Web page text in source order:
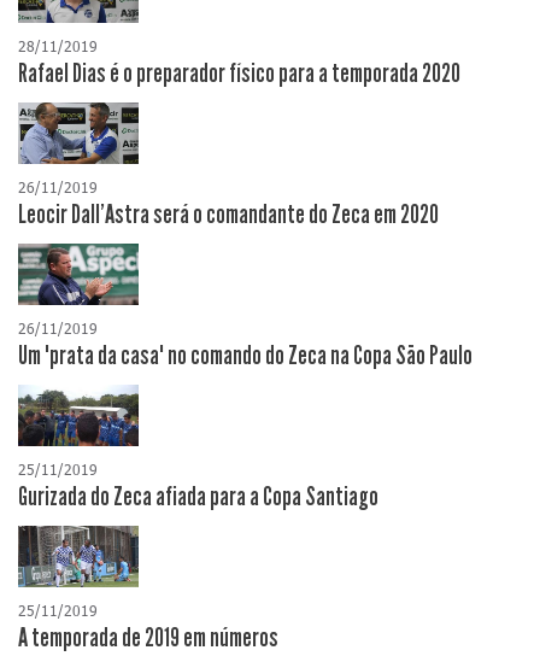
28/11/2019
Rafael Dias é o preparador físico para a temporada 2020
26/11/2019
Leocir Dall'Astra será o comandante do Zeca em 2020
26/11/2019
Um "prata da casa" no comando do Zeca na Copa São Paulo
25/11/2019
Gurizada do Zeca afiada para a Copa Santiago
25/11/2019
A temporada de 2019 em números